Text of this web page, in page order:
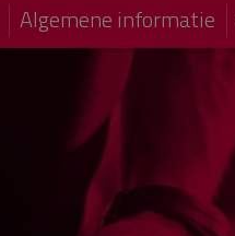
Algemene informatie